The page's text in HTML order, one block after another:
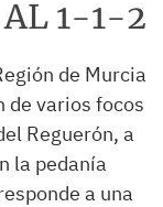
AL 1-1-2
de Murcia
de varios focos
Reguerón, a
la pedanía
a una